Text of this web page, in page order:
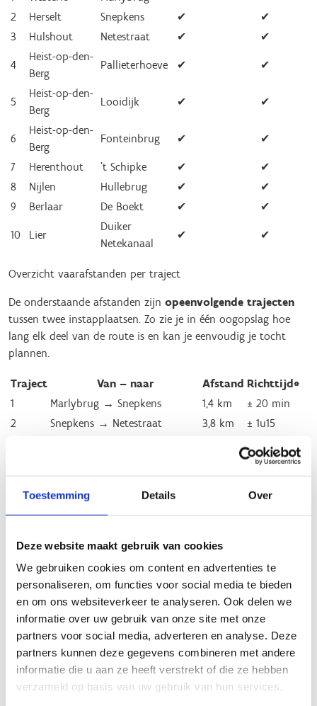
Toestemming Details Over
Deze website maakt gebruik van cookies
We gebruiken cookies om content en advertenties te
personaliseren, om functies voor social media te bieden
en om ons websiteverkeer te analyseren. Ook delen we
informatie over uw gebruik van onze site met onze
partners voor social media, adverteren en analyse. Deze
partners kunnen deze gegevens combineren met andere
informatie die u aan ze heeft verstrekt of die ze hebben
verzameld op basis van uw gebruik van hun services.
2
Herselt Snepkens ✔︎
✔︎
3
Hulshout Netestraat ✔︎ ✔︎
4
Heist-op-den-
Berg
Pallieterhoeve ✔︎ ✔︎
5
Heist-op-den-
Berg
Looidijk ✔︎ ✔︎
6
Heist-op-den-
Berg
Fonteinbrug ✔︎ ✔︎
7 Herenthout ’t Schipke ✔︎
✔︎
8
Nijlen Hullebrug ✔︎
✔︎
9
Berlaar De Boekt ✔︎ ✔︎
10 Lier
Duiker
Netekanaal
✔︎ ✔︎
Overzicht vaarafstanden per traject
De onderstaande afstanden zijn opeenvolgende trajecten
tussen twee instapplaatsen. Zo zie je in één oogopslag hoe
lang elk deel van de route is en kan je eenvoudig je tocht
plannen.
Traject Van – naar Afstand Richttijd*
1
Marlybrug → Snepkens 1,4 km
± 20 min
2
Snepkens → Netestraat 3,8 km
± 1u15
± 35 min
± 1u05
Fonteinbrug → ’t Schipke
± 1u30
Hullebrug → De Boekt 1,9 km
De Boekt → Duiker Netekanaal 8,1 km ± 1u35
Richttijdenzijn indicatief en gebaseerd op een gemiddelde
vaarsnelheid.
Praktische info
⚠️Let op : varen kan inbeide richtingen, maar hou
rekening met stroming en wind.